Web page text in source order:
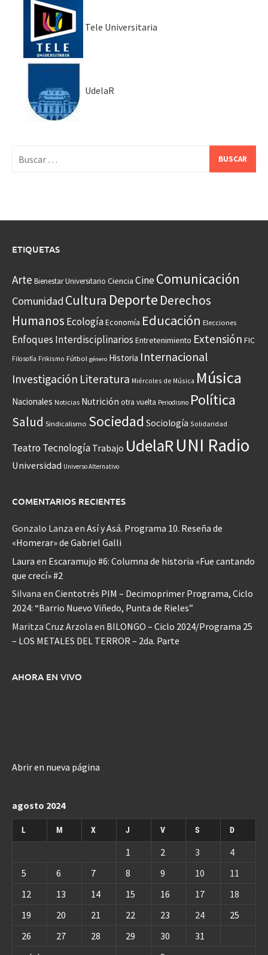
Tele Universitaria
UdelaR
ETIQUETAS
Arte Bienestar Universitario Ciencia CineComunicación
Comunidad Cultura Deporte Derechos
Humanos EcologíaEconomía Educación Elecciones
Enfoques Interdisciplinarios Entretenimiento Extensión FIC
Filosofía Frikismo Fútbol género Historia Internacional
Investigación Literatura Miércoles de Música Música
Nacionales Noticias Nutrición otra vuelta Periodismo Política
Salud Sindicalismo Sociedad Sociología Solidaridad
Teatro Tecnología Trabajo UdelaRUNI Radio
Universidad Universo Alternativo
COMENTARIOS RECIENTES
Gonzalo Lanza en Así y Asá. Programa 10. Reseña de
«Homerar» de Gabriel Galli
Laura en Escaramujo #6: Columna de historia «Fue cantando
que crecí» #2
Silvana en Cientotrés PIM – Decimoprimer Programa, Ciclo
2024: “Barrio Nuevo Viñedo, Punta de Rieles”
Maritza Cruz Arzola en BILONGO – Ciclo 2024/Programa 25
– LOS METALES DEL TERROR – 2da. Parte
AHORA EN VIVO
Abrir en nueva página
agosto 2024
L M X J V S D
1 2 3
4
5
6 7 8 9 10
11
12
13 14 15 16 17
18
19
20 21 22 23 24
25
26
27 28 29 30 31